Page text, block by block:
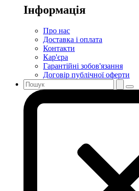
Інформація
Про нас
Доставка і оплата
Контакти
Кар'єра
Гарантійні зобов'язання
Договір публічної оферти